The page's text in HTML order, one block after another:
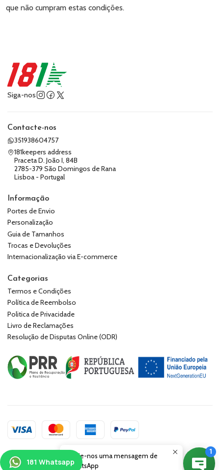
que não cumpram estas condições.
Siga-nos
Contacte-nos
351938604757
181keepers address
Praceta D. João I, 84B
2785-379 São Domingos de Rana
Lisboa - Portugal
Informação
Portes de Envio
Personalização
Guia de Tamanhos
Trocas e Devoluções
Internacionalização via E-commerce
Categorias
Termos e Condições
Política de Reembolso
Politica de Privacidade
Livro de Reclamações
Resolução de Disputas Online (ODR)
2026 181keepers.
Todos os Direitos Reservados.Com tecnologia Jumpseller
Envie-nos uma mensagem de
WhatsApp